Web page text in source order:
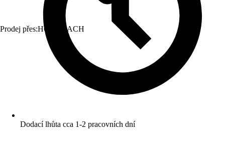
Prodej přes:HORNBACH
Dodací lhůta cca 1-2 pracovních dní